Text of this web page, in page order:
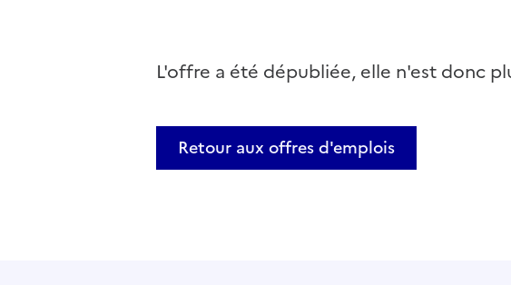
L'offre a été dépubliée, elle n'est donc
Retour aux offres d'emplois